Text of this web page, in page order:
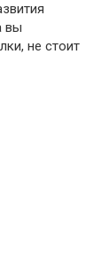
вы
не стоит